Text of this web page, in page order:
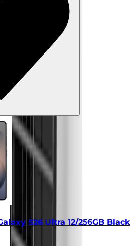
S26 Ultra 12/256GB Black